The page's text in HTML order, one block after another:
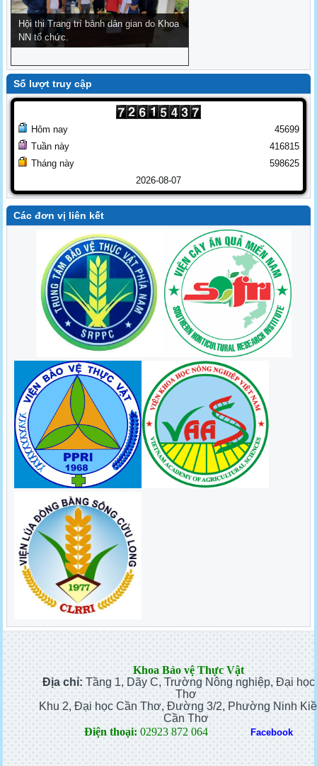
Hội thi Trang trí bánh dân gian do Khoa
NN tổ chức.
Số lượt truy cập
Hôm nay
Tuần này
Tháng này
45699
416815
598625
2026-08-07
Các đơn vị liên kết
Khoa Bảo vệ Thực Vật
Địa chỉ:Tầng 1, Dãy C, Trường Nông nghiệp, Đại
Thơ
Khu 2, Đại học Cần Thơ, Đường 3/2, Phường Ninh
Cần Thơ
Điện thoại: 02923 872 064 Facebook